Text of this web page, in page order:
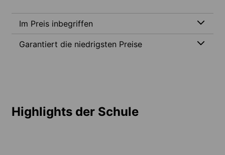
Im Preis inbegriffen
Garantiert die niedrigsten Preise
Highlights der Schule